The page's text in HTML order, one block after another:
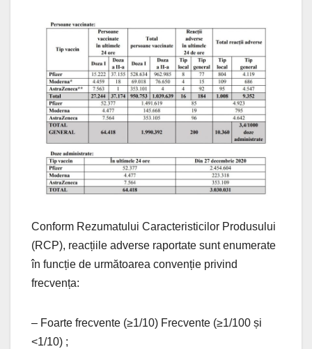
Conform Rezumatului Caracteristicilor Produsului
(RCP), reacțiile adverse raportate sunt enumerate
în funcție de următoarea convenție privind
frecvența:
– Foarte frecvente (≥1/10) Frecvente (≥1/100 și
<1/10) ;